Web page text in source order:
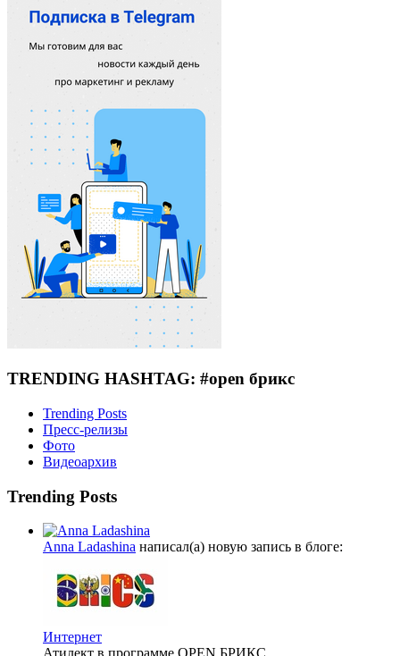
TRENDING HASHTAG: #open брикс
Trending Posts
Пресс-релизы
Фото
Видеоархив
Trending Posts
Anna Ladashina написал(а) новую запись в блоге:
Интернет